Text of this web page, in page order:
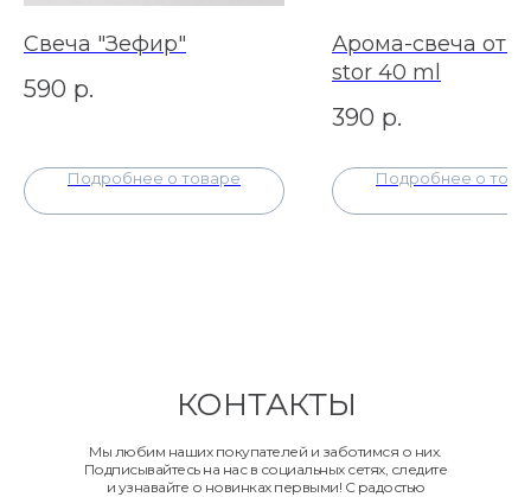
Свеча "Зефир"
590 р.
Подробнее о товаре
Арома-свеча от
stor 40 ml
390 р.
Подробнее о
КОНТАКТЫ
Мы любим наших покупателей и заботимся о них.
Подписывайтесь на нас в социальных сетях, следите
и узнавайте о новинках первыми! С радостью